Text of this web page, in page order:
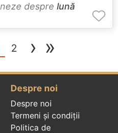
despre lună
(current)
2 › »
Despre noi
Despre noi
Termeni și condiții
Politica de